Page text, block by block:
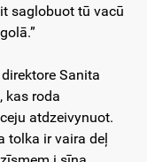
saglobuot tū vacū
Sanita
kas roda
atdzeivynuot.
tolka ir vaira deļ